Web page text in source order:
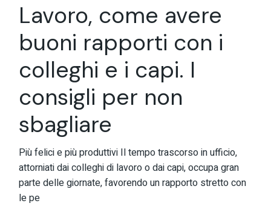
Lavoro, come avere
buoni rapporti con i
colleghi e i capi. I
consigli per non
sbagliare
Più felici e più produttivi Il tempo trascorso in ufficio,
attorniati dai colleghi di lavoro o dai capi, occupa gran
parte delle giornate, favorendo un rapporto stretto con
le pe